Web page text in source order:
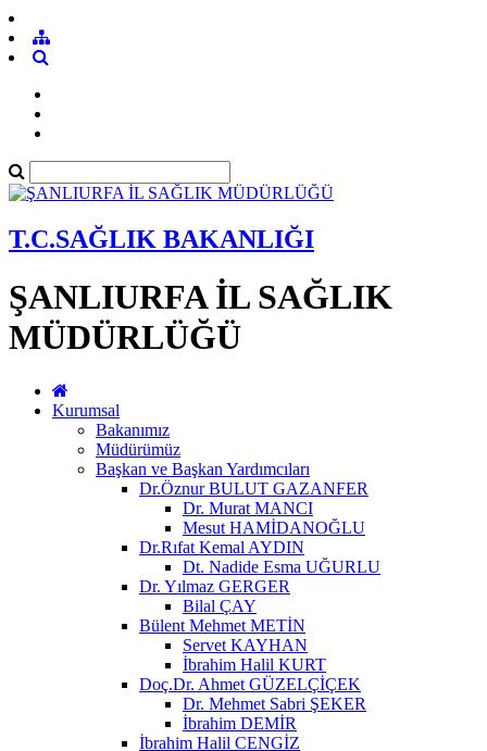
T.C.SAĞLIK BAKANLIĞI
ŞANLIURFA İL SAĞLIK
MÜDÜRLÜĞÜ
Kurumsal
Bakanımız
Müdürümüz
Başkan ve Başkan Yardımcıları
Dr.Öznur BULUT GAZANFER
Dr. Murat MANCI
Mesut HAMİDANOĞLU
Dr.Rıfat Kemal AYDIN
Dt. Nadide Esma UĞURLU
Dr. Yılmaz GERGER
Bilal ÇAY
Bülent Mehmet METİN
Servet KAYHAN
İbrahim Halil KURT
Doç.Dr. Ahmet GÜZELÇİÇEK
Dr. Mehmet Sabri ŞEKER
İbrahim DEMİR
İbrahim Halil CENGİZ